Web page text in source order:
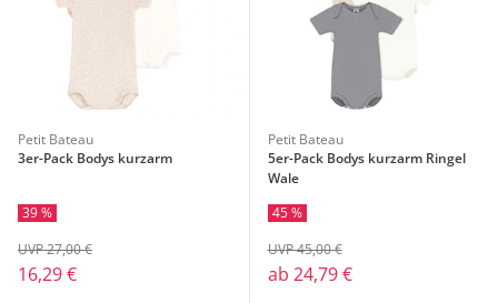
Petit Bateau
3er-Pack Bodys kurzarm
39 %
16,29 €
UVP 27,00 €
Petit Bateau
5er-Pack Bodys kurzarm Ringel
Wale
45 %
ab 24,79 €
UVP 45,00 €